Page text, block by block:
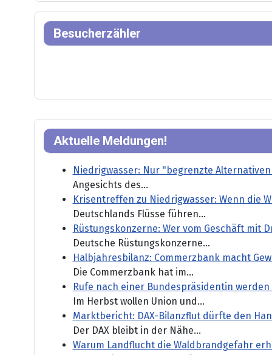
Aktuelle Meldungen!
Niedrigwasser: Nur "begrenzte
Angesichts des...
Krisentreffen zu Niedrigwasser: Wenn die
Deutschlands Flüsse führen...
Rüstungskonzerne: Wer vom Geschäft mit
Deutsche Rüstungskonzerne...
Halbjahresbilanz: Commerzbank macht
Die Commerzbank hat im...
Rufe nach einer Bundespräsidentin
Im Herbst wollen Union und...
Marktbericht: DAX-Bilanzflut dürfte den
Der DAX bleibt in der Nähe...
Warum Landflucht die Waldbrandgefahr
Besucherzähler